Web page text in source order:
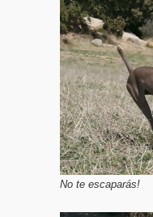
No te escaparás!